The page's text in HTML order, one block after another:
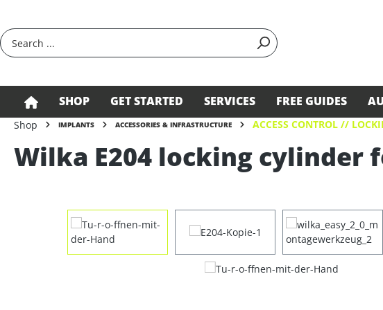
SHOP GET STARTED SERVICES FREE GUIDES
Shop IMPLANTS ACCESSORIES & INFRASTRUCTURE ACCESS CONTROL //
Wilka E204 locking cylinder
Skip image gallery